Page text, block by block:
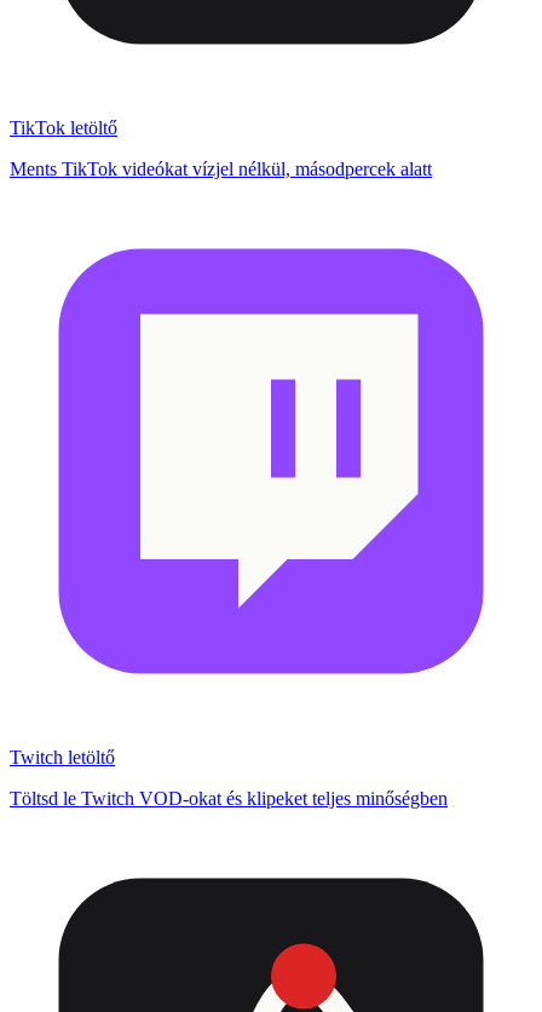
TikTok letöltő
Ments TikTok videókat vízjel nélkül, másodpercek alatt
Twitch letöltő
Töltsd le Twitch VOD-okat és klipeket teljes minőségben